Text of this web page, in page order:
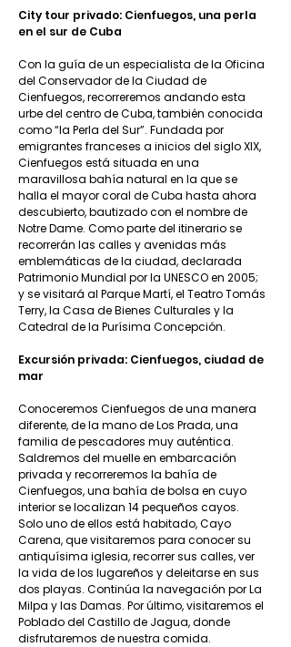
City tour privado: Cienfuegos, una perla
en el sur de Cuba
Con la guía de un especialista de la Oficina
del Conservador de la Ciudad de
Cienfuegos, recorreremos andando esta
urbe del centro de Cuba, también conocida
como “la Perla del Sur”. Fundada por
emigrantes franceses a inicios del siglo XIX,
Cienfuegos está situada en una
maravillosa bahía natural en la que se
halla el mayor coral de Cuba hasta ahora
descubierto, bautizado con el nombre de
Notre Dame. Como parte del itinerario se
recorrerán las calles y avenidas más
emblemáticas de la ciudad, declarada
Patrimonio Mundial por la UNESCO en 2005;
y se visitará al Parque Martí, el Teatro Tomás
Terry, la Casa de Bienes Culturales y la
Catedral de la Purísima Concepción.
Excursión privada: Cienfuegos, ciudad de
mar
Conoceremos Cienfuegos de una manera
diferente, de la mano de Los Prada, una
familia de pescadores muy auténtica.
Saldremos del muelle en embarcación
privada y recorreremos la bahía de
Cienfuegos, una bahía de bolsa en cuyo
interior se localizan 14 pequeños cayos.
Solo uno de ellos está habitado, Cayo
Carena, que visitaremos para conocer su
antiquísima iglesia, recorrer sus calles, ver
la vida de los lugareños y deleitarse en sus
dos playas. Continúa la navegación por La
Milpa y las Damas. Por último, visitaremos el
Poblado del Castillo de Jagua, donde
disfrutaremos de nuestra comida.